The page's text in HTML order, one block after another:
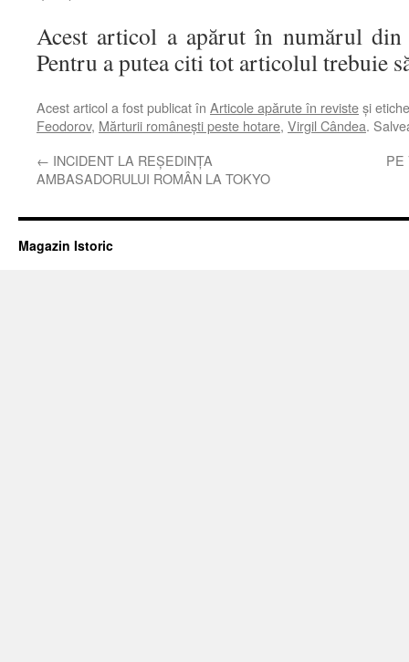
Acest articol a apărut în numărul
Pentru a putea citi tot articolul trebuie
Acest articol a fost publicat în Articole apărute în revisteși
Feodorov, Mărturii româneşti peste hotare, Virgil Cândea.
← INCIDENT LA REŞEDINŢA
AMBASADORULUI ROMÂN LA TOKYO
PE
Magazin Istoric